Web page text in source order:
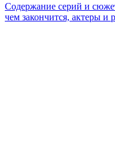
Содержание серий и
чем закончится, актеры и